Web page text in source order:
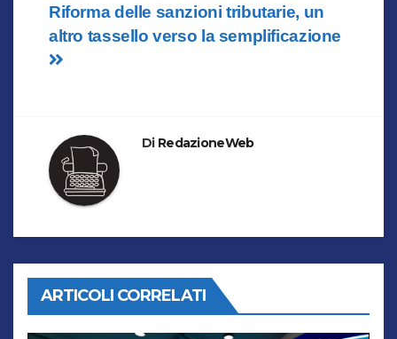
Navigazione
articoli
Riforma delle sanzioni tributarie, un
altro tassello verso la semplificazione
Di RedazioneWeb
ARTICOLI CORRELATI